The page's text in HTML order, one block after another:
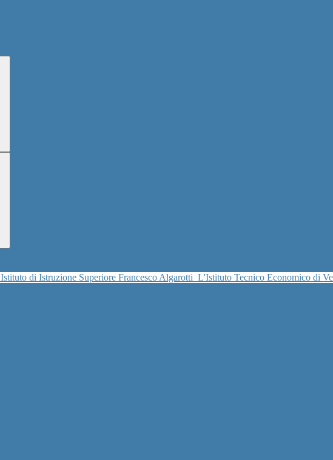
Istituto di Istruzione Superiore Francesco Algarotti L'Istituto Tecnico Economico di